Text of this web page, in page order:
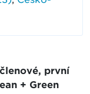
první
+ Green